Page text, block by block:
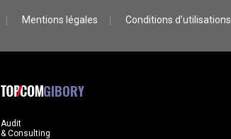
Mentions légales Conditions d’utilisations
GIBORY
Audit
& Consulting